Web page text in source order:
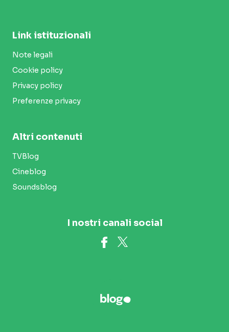
Link istituzionali
Note legali
Cookie policy
Privacy policy
Preferenze privacy
Altri contenuti
TVBlog
Cineblog
Soundsblog
I nostri canali social